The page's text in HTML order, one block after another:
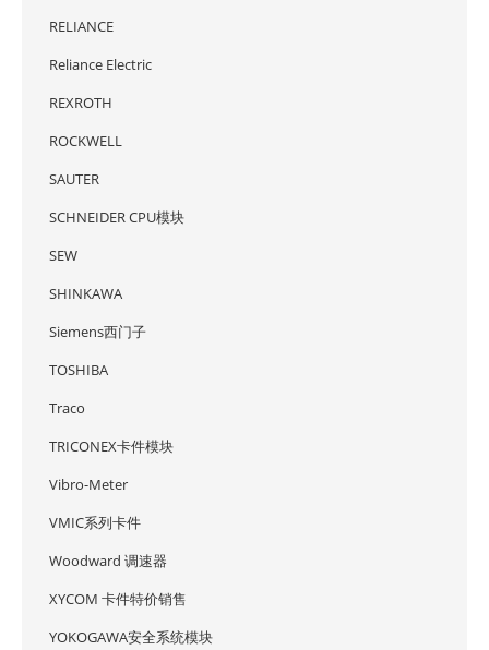
RELIANCE
Reliance Electric
REXROTH
ROCKWELL
SAUTER
SCHNEIDER CPU模块
SEW
SHINKAWA
Siemens西门子
TOSHIBA
Traco
TRICONEX卡件模块
Vibro-Meter
VMIC系列卡件
Woodward 调速器
XYCOM 卡件特价销售
YOKOGAWA安全系统模块